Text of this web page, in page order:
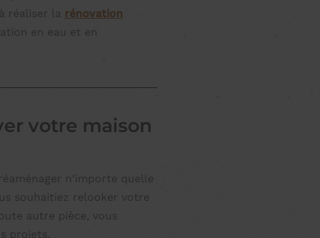
réaliser la rénovation
en eau et en
votre maison
n'importe quelle
souhaitiez relooker votre
autre pièce, vous
projets.